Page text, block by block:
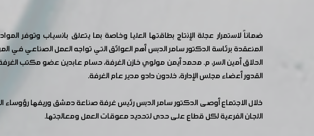
ضماناً لاستمرار عجلة الإنتاج بطاقتها العليا وخاصة بما يتعلق بانسياب
المنعقدة برئاسة الدكتور سامر الدبس أهم العوائق التي تواجه العمل الصناعي في
الحلاق أمين السر، م. محمد أيمن مولوي خازن الغرفة، حسام عابدين عضو مكتب
القدور أعضاء مجلس الإدارة، خلدون دادو مدير عام الغرفة.
خلال الاجتماع أوصى الدكتور سامر الدبس رئيس غرفة صناعة دمشق وريفها رؤوساء
اللجان الفرعية لكل قطاع على حدى لتحديد معوقات العمل ومعالجتها.